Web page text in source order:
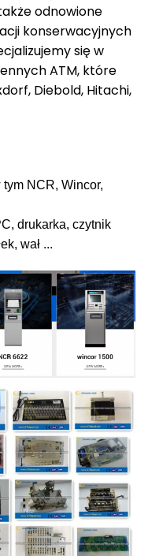
odnowione
konserwacyjnych
się w
ATM, które
Diebold, Hitachi,
NCR, Wincor,
drukarka, czytnik
wał ...